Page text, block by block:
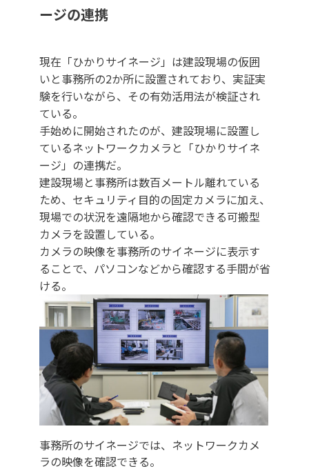
ージの連携
事務所のサイネージでは、ネットワークカメ
ラの映像を確認できる。
現在「ひかりサイネージ」は建設現場の仮囲
いと事務所の2か所に設置されており、実証実
験を行いながら、その有効活用法が検証され
ている。
手始めに開始されたのが、建設現場に設置し
ているネットワークカメラと「ひかりサイネ
ージ」の連携だ。
建設現場と事務所は数百メートル離れている
ため、セキュリティ目的の固定カメラに加え、
現場での状況を遠隔地から確認できる可搬型
カメラを設置している。
カメラの映像を事務所のサイネージに表示す
ることで、パソコンなどから確認する手間が省
ける。